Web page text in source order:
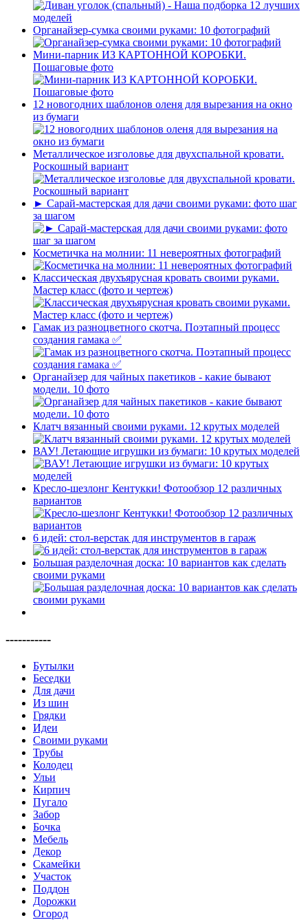
Органайзер-сумка своими руками: 10 фотографий
Мини-парник ИЗ КАРТОННОЙ КОРОБКИ.
Пошаговые фото
12 новогодних шаблонов оленя для вырезания на окно
из бумаги
Металлическое изголовье для двухспальной кровати.
Роскошный вариант
► Сарай-мастерская для дачи своими руками: фото шаг
за шагом
Косметичка на молнии: 11 невероятных фотографий
Классическая двухъярусная кровать своими руками.
Мастер класс (фото и чертеж)
Гамак из разноцветного скотча. Поэтапный процесс
создания гамака ✅
Органайзер для чайных пакетиков - какие бывают
модели. 10 фото
Клатч вязанный своими руками. 12 крутых моделей
ВАУ! Летающие игрушки из бумаги: 10 крутых моделей
Кресло-шезлонг Кентукки! Фотообзор 12 различных
вариантов
6 идей: стол-верстак для инструментов в гараж
Большая разделочная доска: 10 вариантов как сделать
своими руками
-----------
Бутылки
Беседки
Для дачи
Из шин
Грядки
Идеи
Своими руками
Трубы
Колодец
Ульи
Кирпич
Пугало
Забор
Бочка
Мебель
Декор
Скамейки
Участок
Поддон
Дорожки
Огород